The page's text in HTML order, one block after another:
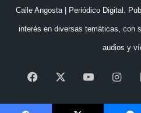
Calle Angosta | Periódico Digital.
interés en diversas temáticas, con
audios y
Facebook YouTube